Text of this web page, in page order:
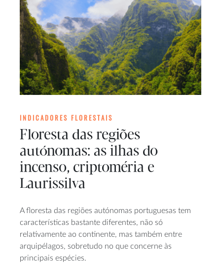
INDICADORES FLORESTAIS
Floresta das regiões
autónomas: as ilhas do
incenso, criptoméria e
Laurissilva
A floresta das regiões autónomas portuguesas tem
características bastante diferentes, não só
relativamente ao continente, mas também entre
arquipélagos, sobretudo no que concerne às
principais espécies.